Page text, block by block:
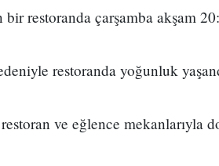
restoranda çarşamba akşam
restoranda yoğunluk
ve eğlence mekanlarıyla